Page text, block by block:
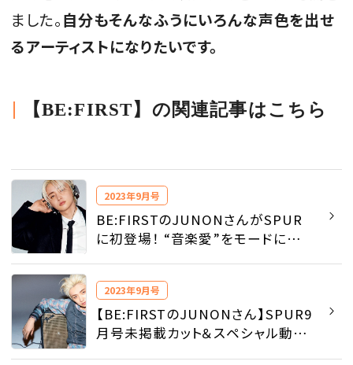
ました。自分もそんなふうにいろんな声色を出せ
るアーティストになりたいです。
【BE:FIRST】の関連記事はこちら
2023年9月号
BE:FIRSTのJUNONさんがSPUR
に初登場！ “音楽愛”をモードに体
2023年9月号
【BE:FIRSTのJUNONさん】SPUR9
月号未掲載カット＆スペシャル動画